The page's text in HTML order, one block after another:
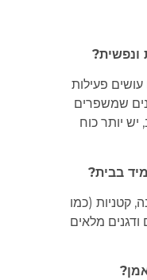
פעילות
שמשפרים
כוח
(כמו
מלאים